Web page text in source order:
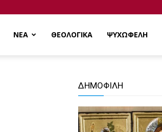
ΝΕΑ ΘΕΟΛΟΓΙΚΑ ΨΥΧΩΦΕΛΗ
ΔΗΜΟΦΙΛΗ